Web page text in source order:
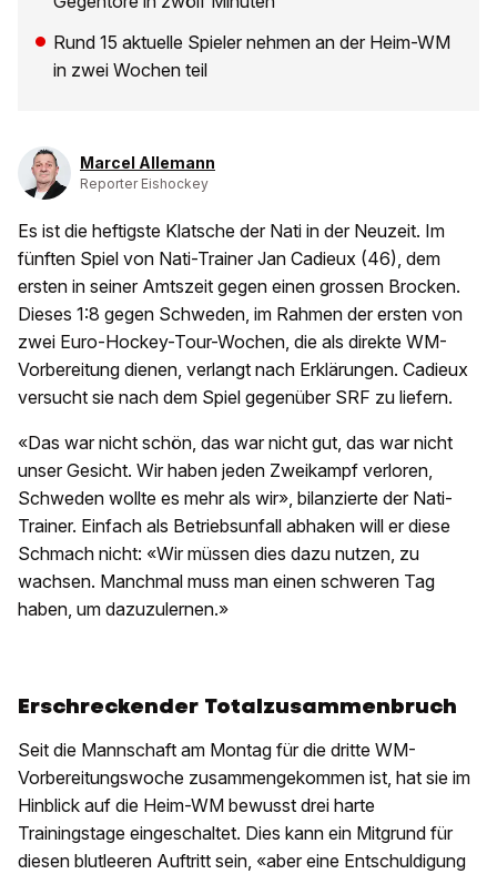
Rund 15 aktuelle Spieler nehmen an der Heim-WM
in zwei Wochen teil
Marcel Allemann
Reporter Eishockey
Es ist die heftigste Klatsche der Nati in der Neuzeit. Im
fünften Spiel von Nati-Trainer Jan Cadieux (46), dem
ersten in seiner Amtszeit gegen einen grossen Brocken.
Dieses 1:8 gegen Schweden, im Rahmen der ersten von
zwei Euro-Hockey-Tour-Wochen, die als direkte WM-
Vorbereitung dienen, verlangt nach Erklärungen. Cadieux
versucht sie nach dem Spiel gegenüber SRF zu liefern.
«Das war nicht schön, das war nicht gut, das war nicht
unser Gesicht. Wir haben jeden Zweikampf verloren,
Schweden wollte es mehr als wir», bilanzierte der Nati-
Trainer. Einfach als Betriebsunfall abhaken will er diese
Schmach nicht: «Wir müssen dies dazu nutzen, zu
wachsen. Manchmal muss man einen schweren Tag
haben, um dazuzulernen.»
Erschreckender Totalzusammenbruch
Seit die Mannschaft am Montag für die dritte WM-
Vorbereitungswoche zusammengekommen ist, hat sie im
Hinblick auf die Heim-WM bewusst drei harte
Trainingstage eingeschaltet. Dies kann ein Mitgrund für
diesen blutleeren Auftritt sein, «aber eine Entschuldigung